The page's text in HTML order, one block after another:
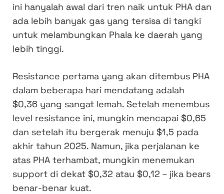
ini hanyalah awal dari tren naik untuk PHA dan
ada lebih banyak gas yang tersisa di tangki
untuk melambungkan Phala ke daerah yang
lebih tinggi.
Resistance pertama yang akan ditembus PHA
dalam beberapa hari mendatang adalah
$0,36 yang sangat lemah. Setelah menembus
level resistance ini, mungkin mencapai $0,65
dan setelah itu bergerak menuju $1,5 pada
akhir tahun 2025. Namun, jika perjalanan ke
atas PHA terhambat, mungkin menemukan
support di dekat $0,32 atau $0,12 – jika bears
benar-benar kuat.